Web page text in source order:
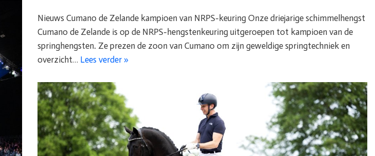
Nieuws Cumano de Zelande kampioen van NRPS-keuring Onze driejarige schimmelhengst
Cumano de Zelande is op de NRPS-hengstenkeuring uitgeroepen tot kampioen van de
springhengsten. Ze prezen de zoon van Cumano om zijn geweldige springtechniek en
overzicht… Lees verder »